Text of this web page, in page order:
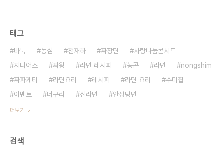
태그
바둑 농심 천재하 짜장면
사랑나눔콘서트
지니어스
짜왕 라면 레시피 농콘 라면
nongshim
짜파게티
라면요리 레시피 라면 요리
수미칩
이벤트
너구리 신라면 안성탕면
더보기
검색